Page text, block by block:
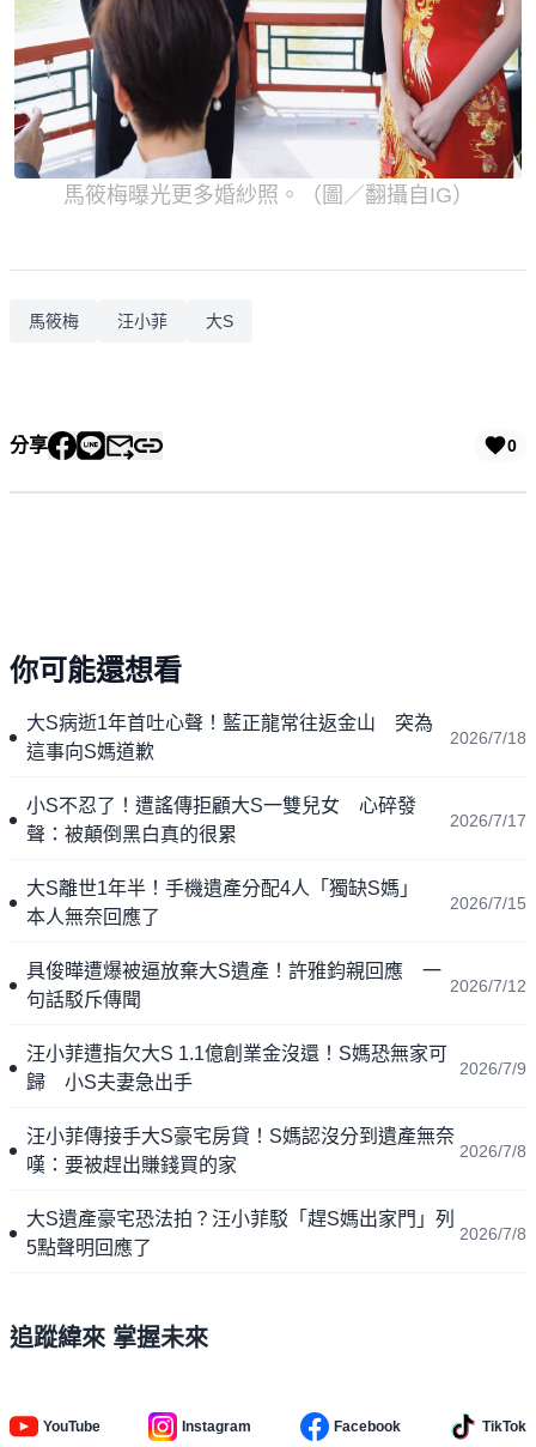
馬筱梅曝光更多婚紗照。（圖／翻攝自IG）
馬筱梅 汪小菲 大S
分享 0
你可能還想看
大S病逝1年首吐心聲！藍正龍常往返金山 突為
這事向S媽道歉
2026/7/18
小S不忍了！遭謠傳拒顧大S一雙兒女 心碎發
聲：被顛倒黑白真的很累
2026/7/17
大S離世1年半！手機遺產分配4人「獨缺S媽」
本人無奈回應了
2026/7/15
具俊曄遭爆被逼放棄大S遺產！許雅鈞親回應 一
句話駁斥傳聞
2026/7/12
汪小菲遭指欠大S 1.1億創業金沒還！S媽恐無家可
歸 小S夫妻急出手
2026/7/9
汪小菲傳接手大S豪宅房貸！S媽認沒分到遺產無奈
嘆：要被趕出賺錢買的家
2026/7/8
大S遺產豪宅恐法拍？汪小菲駁「趕S媽出家門」列
5點聲明回應了
2026/7/8
追蹤緯來 掌握未來
YouTube Instagram Facebook TikTok